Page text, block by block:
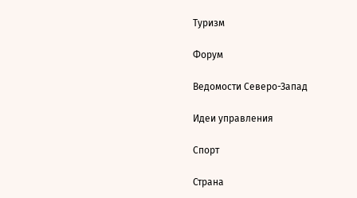
Туризм
Форум
Ведомости Северо-Запад
Идеи управления
Спорт
Страна